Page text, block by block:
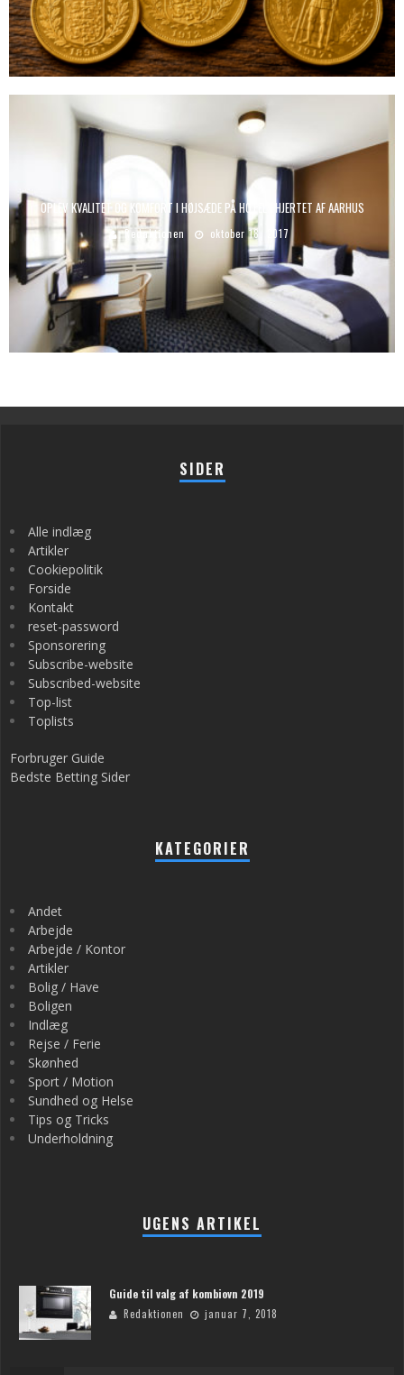
OPLEV KVALITET OG KOMFORT I HØJSÆDE PÅ HOTEL I HJERTET AF AARHUS
Redaktionen oktober 18, 2017
SIDER
Alle indlæg
Artikler
Cookiepolitik
Forside
Kontakt
reset-password
Sponsorering
Subscribe-website
Subscribed-website
Top-list
Toplists
Forbruger Guide
Bedste Betting Sider
KATEGORIER
Andet
Arbejde
Arbejde / Kontor
Artikler
Bolig / Have
Boligen
Indlæg
Rejse / Ferie
Skønhed
Sport / Motion
Sundhed og Helse
Tips og Tricks
Underholdning
UGENS ARTIKEL
Guide til valg af kombiovn 2019
Redaktionen januar 7, 2018